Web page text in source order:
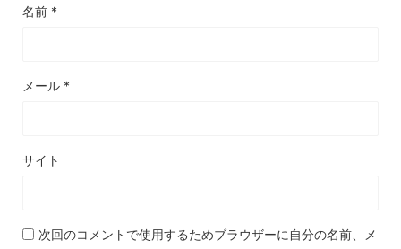
名前 *
メール *
サイト
次回のコメントで使用するためブラウザーに自分の名前、メ